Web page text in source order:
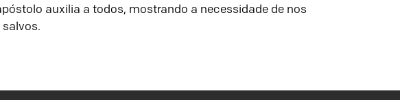
auxilia a todos, mostrando a necessidade de nos